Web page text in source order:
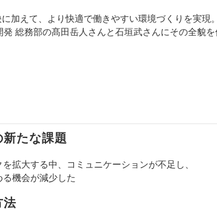
加えて、より快適で働きやすい環境づくりを実現
総務部の髙田岳人さんと石垣武さんにその全貌を
新たな課題
を拡大する中、コミュニケーションが不足し、
機会が減少した
法